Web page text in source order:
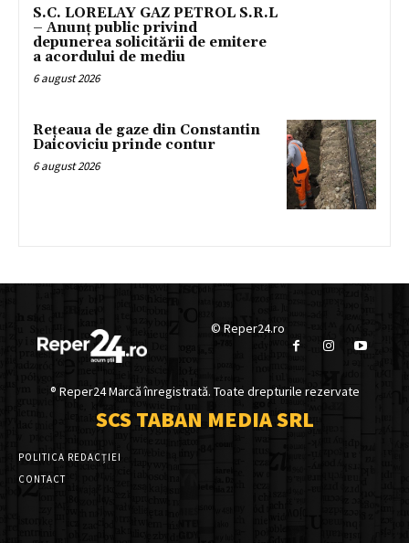
S.C. LORELAY GAZ PETROL S.R.L
– Anunț public privind
depunerea solicitării de emitere
a acordului de mediu
6 august 2026
Rețeaua de gaze din Constantin
Daicoviciu prinde contur
6 august 2026
© Reper24.ro
® Reper24 Marcă înregistrată. Toate drepturile rezervate
SCS TABAN MEDIA SRL
POLITICA REDACȚIEI
CONTACT